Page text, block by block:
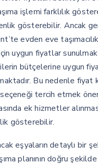
işlemi farklılık
gösterebilir. Ancak
evden eve
uygun fiyatlar
bütçelerine uygun
Bu nedenle fiyat
tercih etmek
ek hizmetler
gösterebilir.
eşyaların detaylı bir
planının doğru şekilde